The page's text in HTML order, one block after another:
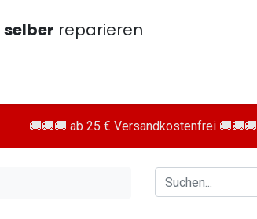
selber reparieren
🚚🚚🚚 ab 25 € Versandkostenfrei 🚚🚚🚚